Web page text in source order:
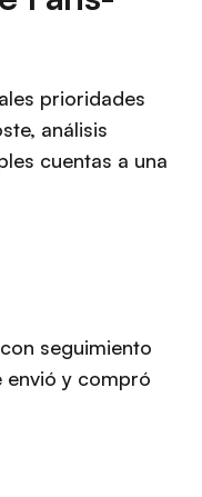
prioridades
análisis
cuentas a una
seguimiento
envió y compró